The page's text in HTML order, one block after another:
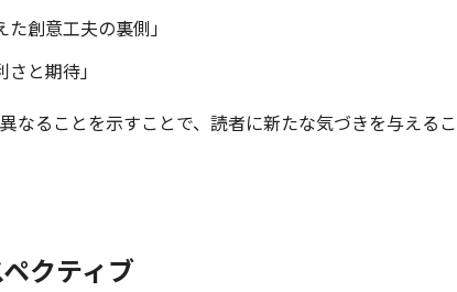
創意工夫の裏側」
と期待」
なることを示すことで、読者に新たな気づきを与えるこ
クティブ